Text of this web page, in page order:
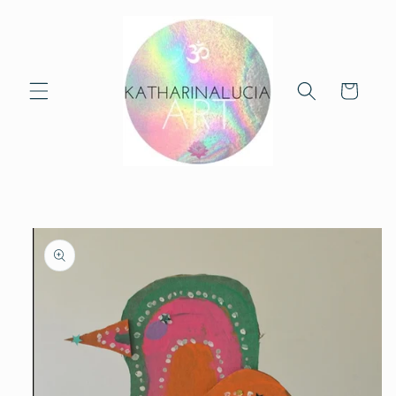
Cart
Skip to
product
information